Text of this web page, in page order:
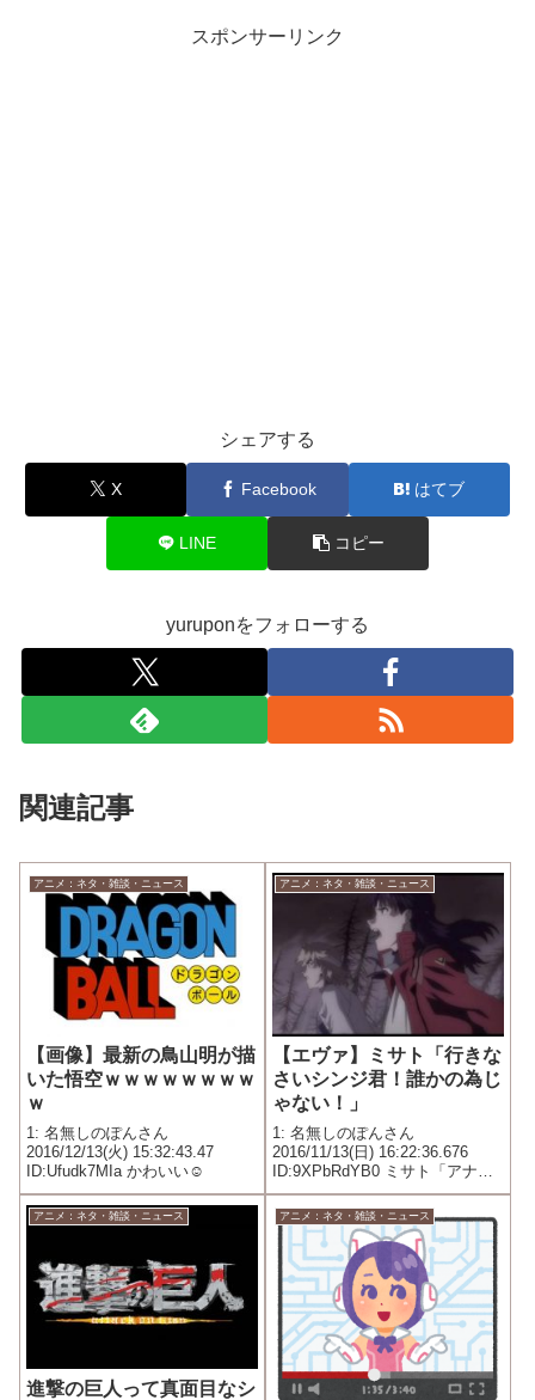
スポンサーリンク
シェアする
X Facebook はてブ
LINE コピー
yuruponをフォローする
関連記事
アニメ：ネタ・雑談・ニュース
【画像】最新の鳥山明が描
いた悟空ｗｗｗｗｗｗｗｗ
ｗ
1: 名無しのぽんさん
2016/12/13(火) 15:32:43.47
ID:Ufudk7MIa かわいい☺️
アニメ：ネタ・雑談・ニュース
【エヴァ】ミサト「行きな
さいシンジ君！誰かの為じ
ゃない！」
1: 名無しのぽんさん
2016/11/13(日) 16:22:36.676
ID:9XPbRdYB0 ミサト「アナタ
自身の願いの為に！」 ぐうかっ
こいい
アニメ：ネタ・雑談・ニュース
進撃の巨人って真面目なシ
アニメ：ネタ・雑談・ニュース